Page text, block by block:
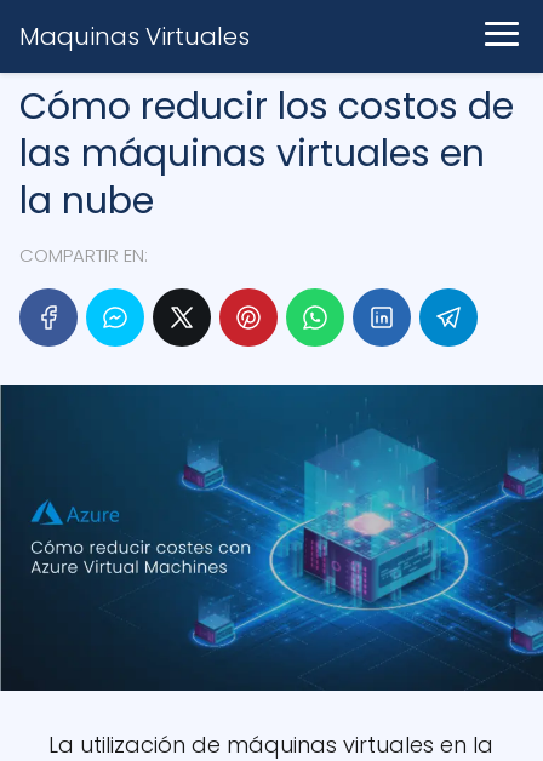
Maquinas Virtuales
Cómo reducir los costos de
las máquinas virtuales en
la nube
COMPARTIR EN:
La utilización de máquinas virtuales en la